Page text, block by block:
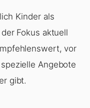
Kinder als
Fokus aktuell
vor
Angebote
gibt.